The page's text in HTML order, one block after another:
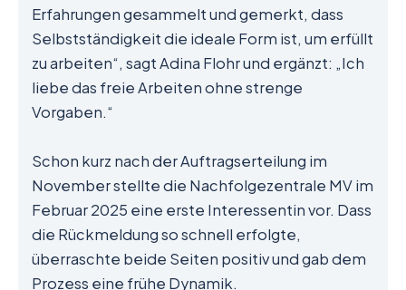
Erfahrungen gesammelt und gemerkt, dass
Selbstständigkeit die ideale Form ist, um erfüllt
zu arbeiten“, sagt Adina Flohr und ergänzt: „Ich
liebe das freie Arbeiten ohne strenge
Vorgaben.“
Schon kurz nach der Auftragserteilung im
November stellte die Nachfolgezentrale MV im
Februar 2025 eine erste Interessentin vor. Dass
die Rückmeldung so schnell erfolgte,
überraschte beide Seiten positiv und gab dem
Prozess eine frühe Dynamik.